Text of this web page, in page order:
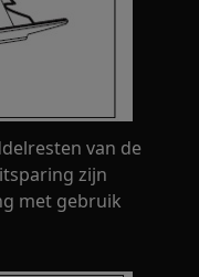
van de
zijn
met gebruik